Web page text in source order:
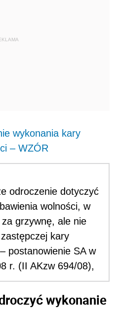
wykonania kary
– WZÓR
odroczenie dotyczyć
wolności, w
grzywnę, ale nie
kary
postanowienie SA w
r. (II AKzw 694/08),
wykonanie